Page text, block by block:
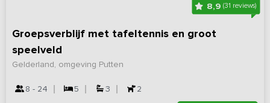
8,9(31 reviews)
Groepsverblijf met tafeltennis en groot
speelveld
Gelderland, omgeving Putten
8 - 24 5 3 2